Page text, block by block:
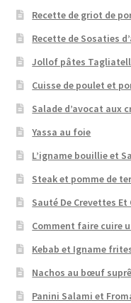
Recette de griot de
Recette de Sosaties
Jollof pâtes
Cuisse de poulet et
Salade d’avocat aux
Yassa au foie
L’igname bouillie et
Steak et pomme de
Sauté De Crevettes Et
Comment faire cuire
Kebab et Igname
Nachos au bœuf
Panini Salami et